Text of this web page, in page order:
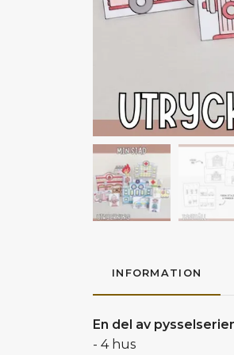
INFORMATION
En del av
- 4 hus